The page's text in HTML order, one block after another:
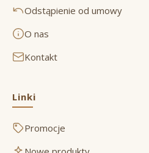
Odstąpienie od umowy
O nas
Kontakt
Linki
Promocje